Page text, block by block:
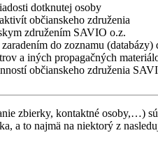
dotknutej osoby
občianskeho združenia
združením SAVIO o.z.
do zoznamu (databázy)
a iných propagačných
občianskeho združenia
zbierky, kontaktné osoby,…)
a to najmä na niektorý z